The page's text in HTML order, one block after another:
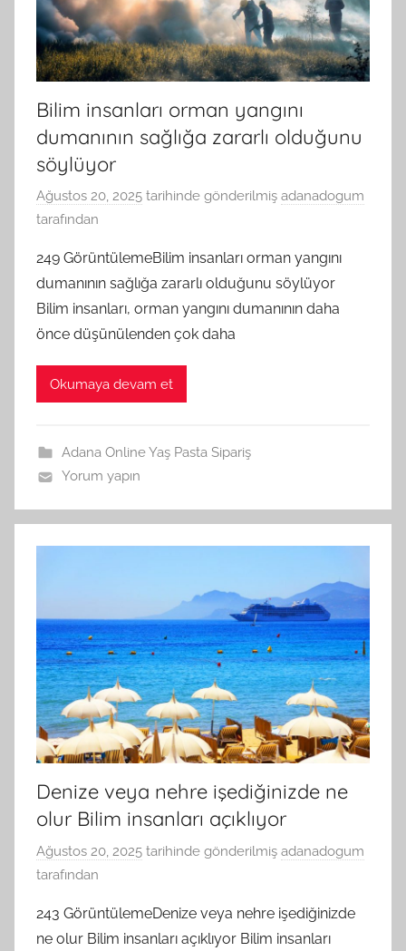
Bilim insanları orman yangını
dumanının sağlığa zararlı olduğunu
söylüyor
Ağustos 20, 2025 tarihinde gönderilmiş adanadogum
tarafından
249 GörüntülemeBilim insanları orman yangını
dumanının sağlığa zararlı olduğunu söylüyor
Bilim insanları, orman yangını dumanının daha
önce düşünülenden çok daha
Okumaya devam et
Adana Online Yaş Pasta Sipariş
Yorum yapın
Denize veya nehre işediğinizde ne
olur Bilim insanları açıklıyor
Ağustos 20, 2025 tarihinde gönderilmiş adanadogum
tarafından
243 GörüntülemeDenize veya nehre işediğinizde
ne olur Bilim insanları açıklıyor Bilim insanları